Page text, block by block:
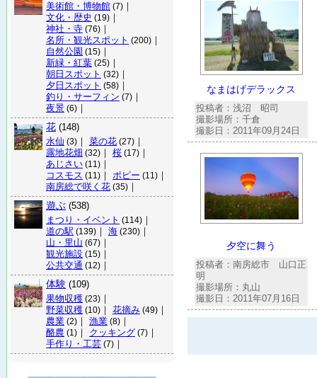
美術館・博物館 (7) ｜
文化・歴史 (19) ｜
神社・寺 (76) ｜
名所・観光スポット (200) ｜
自然公園 (15) ｜
新緑・紅葉 (25) ｜
朝日スポット (32) ｜
夕日スポット (58) ｜
釣り・サーフィン (7) ｜
夜景 (6) ｜
花 (148)
水仙 (3) ｜ 菜の花 (27) ｜
露地花畑 (32) ｜ 桜 (17) ｜
あじさい (11) ｜
コスモス (11) ｜ ポピー (11) ｜
南房総で咲く花 (35) ｜
遊ぶ (538)
まつり・イベント (114) ｜
道の駅 (139) ｜ 海 (230) ｜
山・里山 (67) ｜
観光施設 (15) ｜
公共交通 (12) ｜
体験 (109)
果物収穫 (23) ｜
野菜収穫 (10) ｜ 花摘み (49) ｜
農業 (2) ｜ 漁業 (8) ｜
酪農 (1) ｜ クッキング (7) ｜
手作り・工芸 (7) ｜
なまはげデラックス
投稿者：浅沼 昭司
撮影場所：千倉
撮影日：2011年09月24日
夕空に舞う
投稿者：南房総市 山口正
明
撮影場所：丸山
撮影日：2011年07月16日